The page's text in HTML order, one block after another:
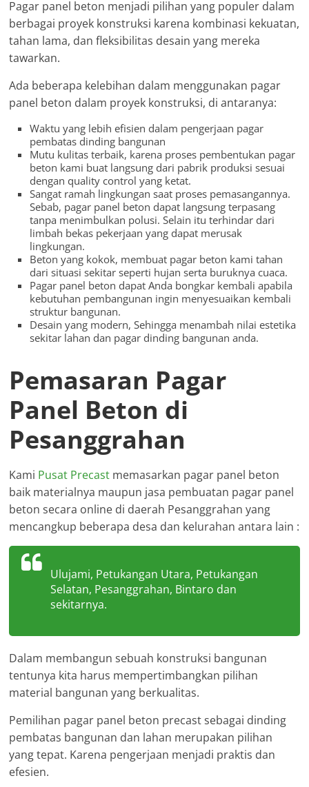
Pagar panel beton menjadi pilihan yang populer dalam
berbagai proyek konstruksi karena kombinasi kekuatan,
tahan lama, dan fleksibilitas desain yang mereka
tawarkan.
Ada beberapa kelebihan dalam menggunakan pagar
panel beton dalam proyek konstruksi, di antaranya:
Waktu yang lebih efisien dalam pengerjaan pagar
pembatas dinding bangunan
Mutu kulitas terbaik, karena proses pembentukan pagar
beton kami buat langsung dari pabrik produksi sesuai
dengan quality control yang ketat.
Sangat ramah lingkungan saat proses pemasangannya.
Sebab, pagar panel beton dapat langsung terpasang
tanpa menimbulkan polusi. Selain itu terhindar dari
limbah bekas pekerjaan yang dapat merusak
lingkungan.
Beton yang kokok, membuat pagar beton kami tahan
dari situasi sekitar seperti hujan serta buruknya cuaca.
Pagar panel beton dapat Anda bongkar kembali apabila
kebutuhan pembangunan ingin menyesuaikan kembali
struktur bangunan.
Desain yang modern, Sehingga menambah nilai estetika
sekitar lahan dan pagar dinding bangunan anda.
Pemasaran Pagar
Panel Beton di
Pesanggrahan
Kami Pusat Precast memasarkan pagar panel beton
baik materialnya maupun jasa pembuatan pagar panel
beton secara online di daerah Pesanggrahan yang
mencangkup beberapa desa dan kelurahan antara lain :
Ulujami, Petukangan Utara, Petukangan
Selatan, Pesanggrahan, Bintaro dan
sekitarnya.
Dalam membangun sebuah konstruksi bangunan
tentunya kita harus mempertimbangkan pilihan
material bangunan yang berkualitas.
Pemilihan pagar panel beton precast sebagai dinding
pembatas bangunan dan lahan merupakan pilihan
yang tepat. Karena pengerjaan menjadi praktis dan
efesien.